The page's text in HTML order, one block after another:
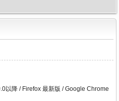
以降 / Firefox 最新版 / Google Chrome